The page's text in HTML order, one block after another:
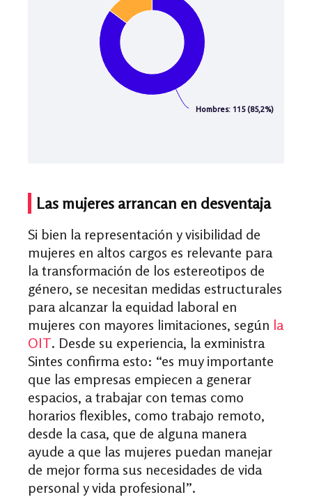
Las mujeres arrancan en desventaja
Si bien la representación y visibilidad de
mujeres en altos cargos es relevante para
la transformación de los estereotipos de
género, se necesitan medidas estructurales
para alcanzar la equidad laboral en
mujeres con mayores limitaciones, según la
OIT. Desde su experiencia, la exministra
Sintes confirma esto: “es muy importante
que las empresas empiecen a generar
espacios, a trabajar con temas como
horarios flexibles, como trabajo remoto,
desde la casa, que de alguna manera
ayude a que las mujeres puedan manejar
de mejor forma sus necesidades de vida
personal y vida profesional”.